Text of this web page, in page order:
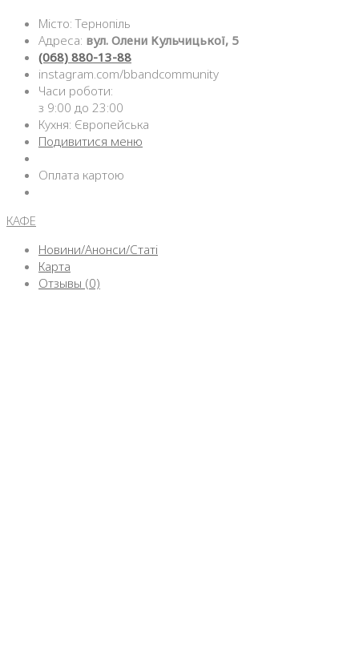
Місто: Тернопіль
Адреса: вул. Олени Кульчицької, 5
(068) 880-13-88
instagram.com/bbandcommunity
Часи роботи:
з 9:00 до 23:00
Кухня: Європейська
Подивитися меню
Оплата картою
КАФЕ
Новини/Анонси/Статі
Карта
Отзывы (0)